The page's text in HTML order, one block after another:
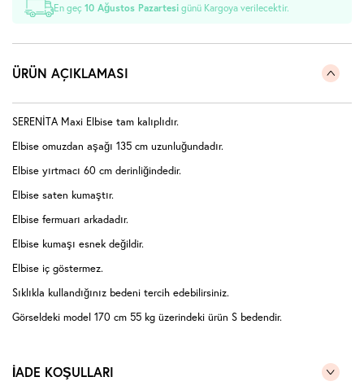
En geç10 Ağustos Pazartesi günü Kargoya verilecektir.
ÜRÜN AÇIKLAMASI
SERENİTA Maxi Elbise tam kalıplıdır.
Elbise omuzdan aşağı 135 cm uzunluğundadır.
Elbise yırtmacı 60 cm derinliğindedir.
Elbise saten kumaştır.
Elbise fermuarı arkadadır.
Elbise kumaşı esnek değildir.
Elbise iç göstermez.
Sıklıkla kullandığınız bedeni tercih edebilirsiniz.
Görseldeki model 170 cm 55 kg üzerindeki ürün S bedendir.
İADE KOŞULLARI